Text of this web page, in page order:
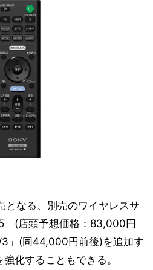
となる、別売のワイヤレスサ
」(店頭予想価格：83,000円
」(同44,000円前後)を追加す
化することもできる。